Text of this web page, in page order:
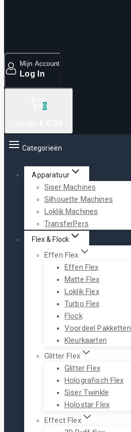
Mijn Account
Log In
0
Categorieën
Apparatuur
Siser Machines
Silhouette Machines
Loklik Machines
TransferPers
Flex & Flock
Effen Flex
Effen Flex
Matte Flex
Loklik Flex
Turbo Flex
Flock
Voordeel Pakketten
Kleurkaarten
Glitter Flex
Glitter Flex
Holografisch Flex
Siser Twinkle
Holostar Flex
Effect Flex